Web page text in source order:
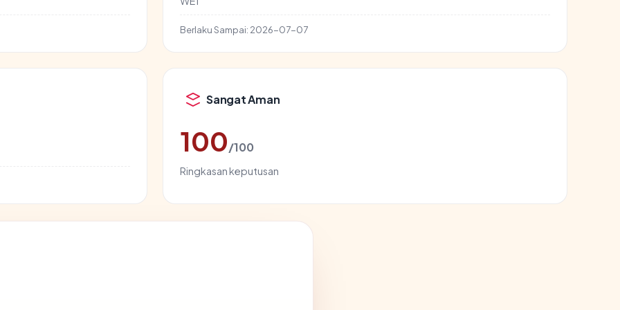
Berlaku Sampai: 2026-07-07
Sangat Aman
100/100
Ringkasan keputusan